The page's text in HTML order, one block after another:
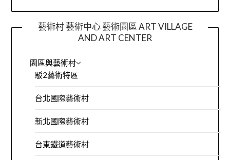
藝術村 藝術中心 藝術園區 ART VILLAGE
AND ART CENTER
園區與藝術村
駁2藝術特區
台北國際藝術村
新北國際藝術村
台東鐵道藝術村